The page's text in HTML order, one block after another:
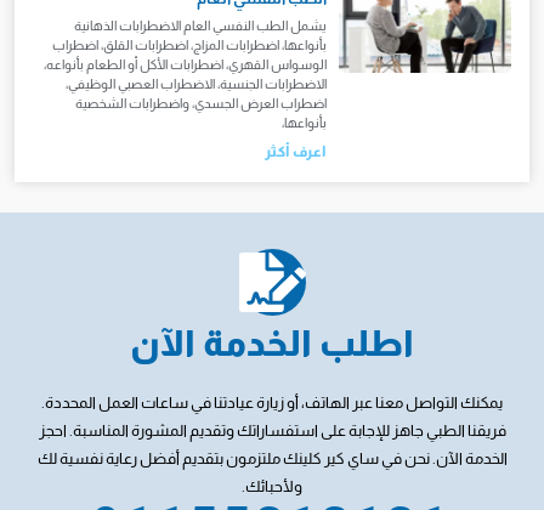
يشمل الطب النفسي العام الاضطرابات الذهانية
بأنواعها، اضطرابات المزاج، اضطرابات القلق، اضطراب
الوسواس القهري، اضطرابات الأكل أو الطعام بأنواعه،
الاضطرابات الجنسية، الاضطراب العصبي الوظيفي،
اضطراب العرض الجسدي، واضطرابات الشخصية
بأنواعها،
اعرف أكثر
اطلب الخدمة الآن
يمكنك التواصل معنا عبر الهاتف، أو زيارة عيادتنا في ساعات العمل المحددة.
فريقنا الطبي جاهز للإجابة على استفساراتك وتقديم المشورة المناسبة. احجز
الخدمة الآن. نحن في ساي كير كلينك ملتزمون بتقديم أفضل رعاية نفسية لك
ولأحبائك.